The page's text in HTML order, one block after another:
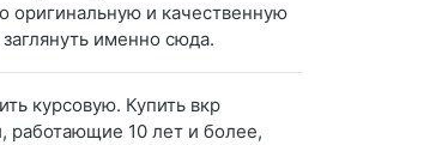
оригинальную и качественную
именно сюда.
курсовую. Купить вкр
работающие 10 лет и более,